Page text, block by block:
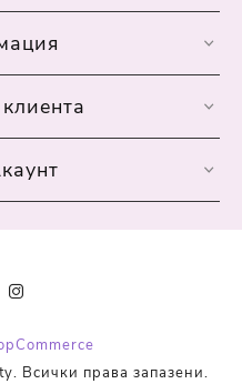
Всички права запазени.